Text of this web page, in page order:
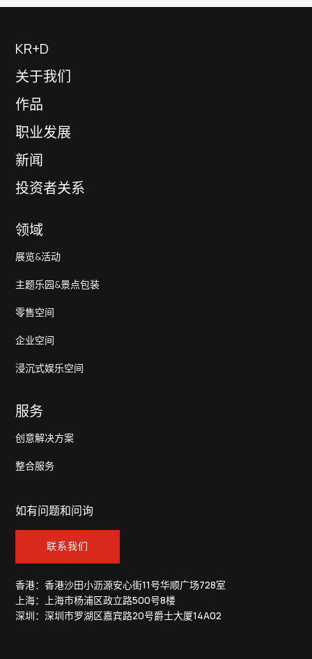
KR+D
关于我们
作品
职业发展
新闻
投资者关系
服务
创意解决方案
整合服务
领域
展览&活动
主题乐园&景点包装
零售空间
企业空间
浸沉式娱乐空间
如有问题和问询
联系我们
香港：香港沙田小沥源安心街11号华顺广场728室
上海：上海市杨浦区政立路500号8楼
深圳：深圳市罗湖区嘉宾路20号爵士大厦14A02